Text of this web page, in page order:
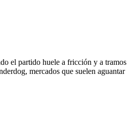
el partido huele a fricción y a tramos
mercados que suelen aguantar